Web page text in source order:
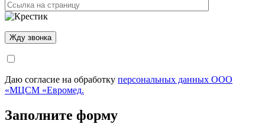
Даю согласие на обработку персональных данных ООО
«МЦСМ «Евромед.
Заполните форму